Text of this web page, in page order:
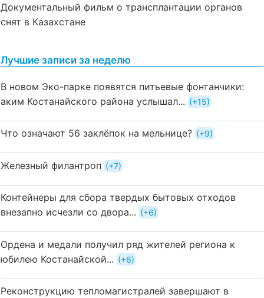
Документальный фильм о трансплантации органов
снят в Казахстане
Лучшие записи за неделю
В новом Эко-парке появятся питьевые фонтанчики:
аким Костанайского района услышал...
+15
Что означают 56 заклёпок на мельнице? +9
Железный филантроп +7
Контейнеры для сбора твердых бытовых отходов
внезапно исчезли со двора...
+6
Ордена и медали получил ряд жителей региона к
юбилею Костанайской...
+6
Реконструкцию тепломагистралей завершают в